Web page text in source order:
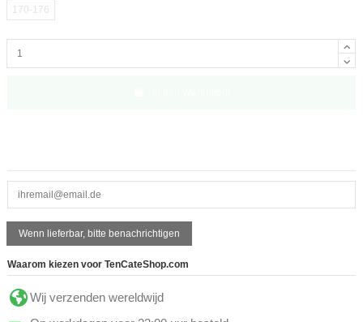
170-176
Waarom kiezen voor TenCateShop.com
Wij verzenden wereldwijd